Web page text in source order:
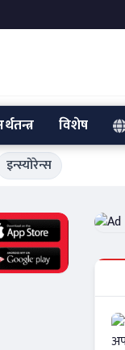
विशेष
इन्स्योरेन्स